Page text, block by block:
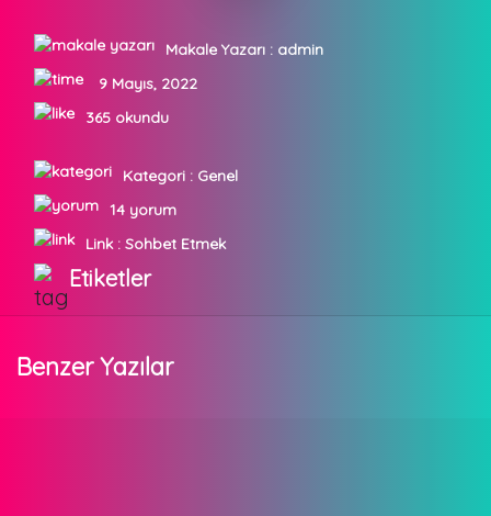
Makale Yazarı : admin
9 Mayıs, 2022
365 okundu
Kategori : Genel
14 yorum
Link : Sohbet Etmek
Etiketler
Benzer Yazılar